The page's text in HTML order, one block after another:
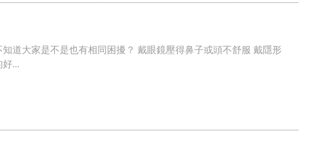
道大家是不是也有相同困擾？ 戴眼鏡壓得鼻子或頭不舒服 戴隱形
...